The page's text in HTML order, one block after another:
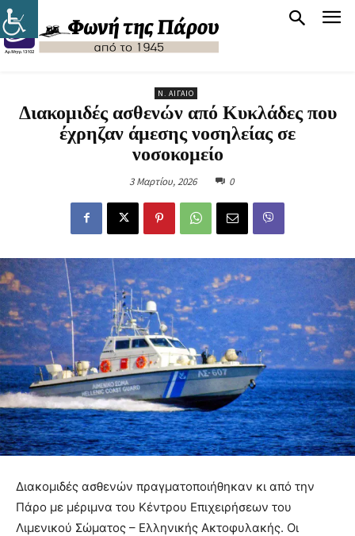
Ν. ΑΙΓΑΊΟ
Διακομιδές ασθενών από Κυκλάδες που
έχρηζαν άμεσης νοσηλείας σε
νοσοκομείο
3 Μαρτίου, 2026 0
Διακομιδές ασθενών πραγματοποιήθηκαν κι από την
Πάρο με μέριμνα του Κέντρου Επιχειρήσεων του
Λιμενικού Σώματος – Ελληνικής Ακτοφυλακής. Οι